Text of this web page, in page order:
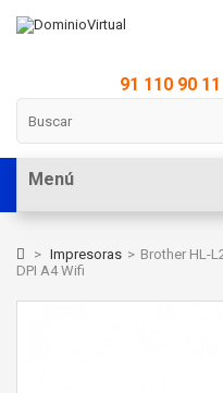
91 110 90 11
Menú
> Impresoras > Brother HL-
DPI A4 Wifi